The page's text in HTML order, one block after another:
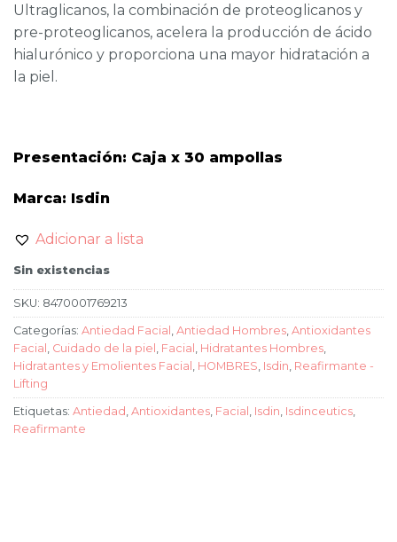
Ultraglicanos, la combinación de proteoglicanos y
pre-proteoglicanos, acelera la producción de ácido
hialurónico y proporciona una mayor hidratación a
la piel.
Presentación: Caja x 30 ampollas
Marca: Isdin
Adicionar a lista
Sin existencias
SKU: 8470001769213
Categorías: Antiedad Facial Antiedad Hombres Antioxidantes
Facial
Cuidado de la piel Facial Hidratantes Hombres
Hidratantes y Emolientes Facial
HOMBRES Isdin Reafirmante -
Lifting
Etiquetas: Antiedad Antioxidantes Facial Isdin Isdinceutics
Reafirmante